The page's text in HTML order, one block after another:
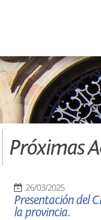
Próximas
26/03/2025
Presentación del
la provincia.